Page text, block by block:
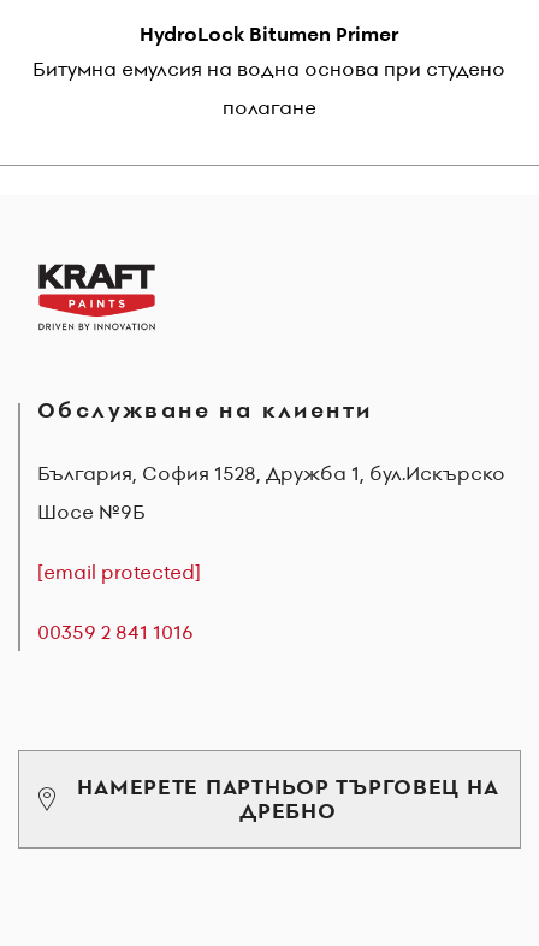
HydroLock Bitumen Primer
Битумна емулсия на водна основа при студено
полагане
Обслужване на клиенти
България, София 1528, Дружба 1, бул.Искърско
Шосе №9Б
[email protected]
00359 2 841 1016
НАМЕРЕТЕ ПАРТНЬОР ТЪРГОВЕЦ НА
ДРЕБНО